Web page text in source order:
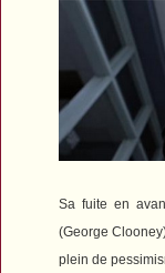
Sa fuite en
(George
plein de